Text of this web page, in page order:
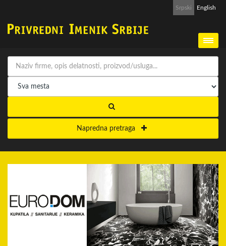
Srpski English
Napredna pretraga